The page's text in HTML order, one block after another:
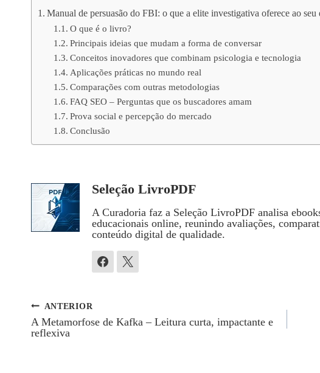
Manual de persuasão do FBI: o que a elite investigativa oferece ao seu
O que é o livro?
Principais ideias que mudam a forma de conversar
Conceitos inovadores que combinam psicologia e tecnologia
Aplicações práticas no mundo real
Comparações com outras metodologias
FAQ SEO – Perguntas que os buscadores amam
Prova social e percepção do mercado
Conclusão
Seleção LivroPDF
A Curadoria faz a Seleção LivroPDF analisa
educacionais online, reunindo avaliações,
conteúdo digital de qualidade.
Navegação
ANTERIOR
A Metamorfose de Kafka – Leitura curta, impactante e
reflexiva